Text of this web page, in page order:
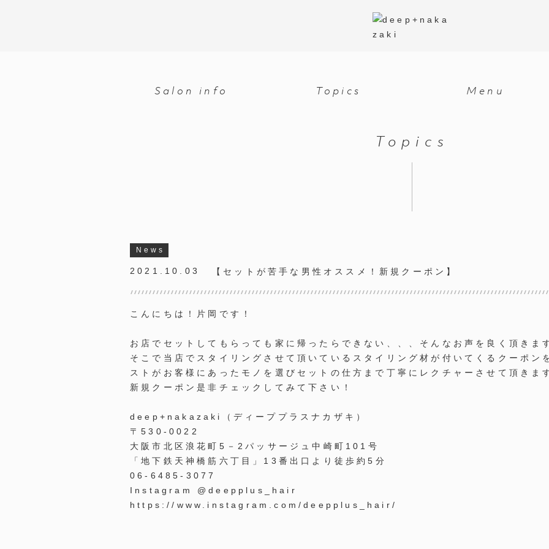
Salon info Topics Menu
Topics
News
2021.10.03 【セットが苦手な男性オススメ！新規クーポン】
こんにちは！片岡です！
お店でセットしてもらっても家に帰ったらできない、、、そんなお声を良く頂きま
そこで当店でスタイリングさせて頂いているスタイリング材が付いてくるクーポン
ストがお客様にあったモノを選びセットの仕方まで丁寧にレクチャーさせて頂き
新規クーポン是非チェックしてみて下さい！
deep+nakazaki
（ディーププラスナカザキ）
〒530-0022
大阪市北区浪花町 5 － 2パッサージュ中崎町 101 号
「地下鉄天神橋筋六丁目」 13 番出口より徒歩約5 分
06-6485-3077
Instagram @deepplus_hair
https://www.instagram.com/deepplus_hair/